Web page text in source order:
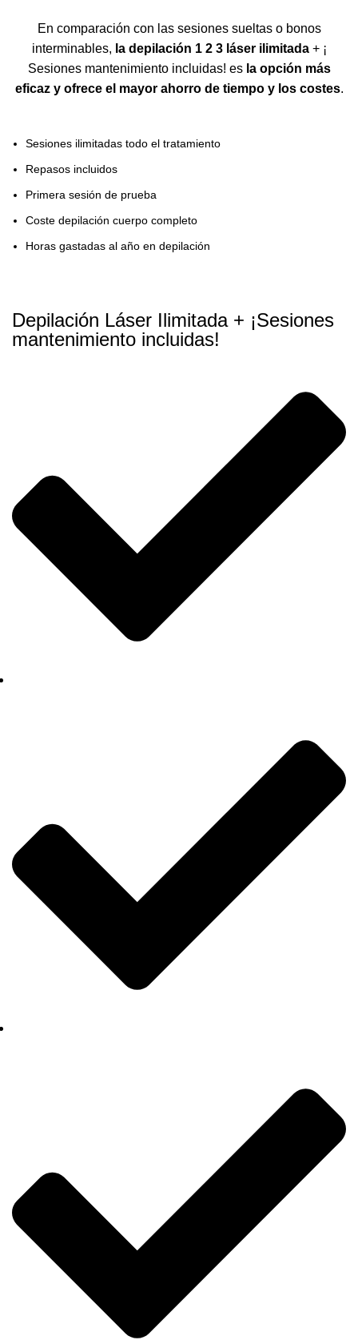
En comparación con las sesiones sueltas o bonos
interminables, la depilación 1 2 3 láser ilimitada+ ¡
Sesiones mantenimiento incluidas! es la opción más
eficaz y ofrece el mayor ahorro de tiempo y los costes.
Sesiones ilimitadas todo el tratamiento
Repasos incluidos
Primera sesión de prueba
Coste depilación cuerpo completo
Horas gastadas al año en depilación
Depilación Láser Ilimitada + ¡Sesiones
mantenimiento incluidas!